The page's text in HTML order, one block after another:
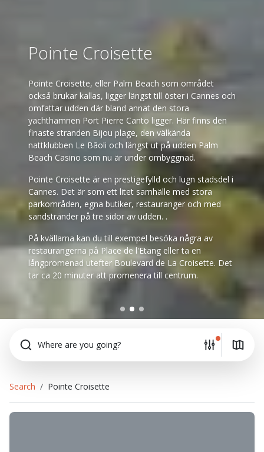
Pointe Croisette
Pointe Croisette, eller Palm Beach som området
också brukar kallas, ligger längst till öster i Cannes och
omfattar udden där bland annat den stora
yachthamnen Port Pierre Canto ligger. Här finns den
finaste stranden Bijou plage, den välkända
nattklubben Le Bâoli och längst ut på udden Palm
Beach Casino som nu är under ombyggnad.
Pointe Croisette är en prestigefylld och lugn stadsdel i
Cannes. Det är som ett litet samhälle med stora
parkområden, egna butiker, restauranger och med
sandstränder på tre sidor av udden. .
På kvällarna kan du till exempel besöka några av
restaurangerna på Place de l'Etang eller ta en
långpromenad utefter Boulevard de La Croisette. Det
tar ca 20 minuter att promenera till centrum.
Where are you going?
Search Pointe Croisette